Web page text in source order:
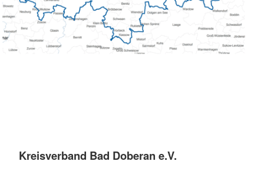
Kreisverband Bad Doberan e.V.